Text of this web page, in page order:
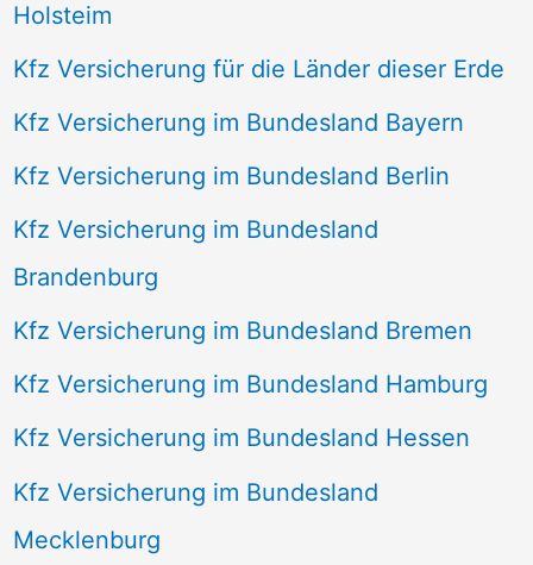
Holsteim
Kfz Versicherung für die Länder dieser Erde
Kfz Versicherung im Bundesland Bayern
Kfz Versicherung im Bundesland Berlin
Kfz Versicherung im Bundesland
Brandenburg
Kfz Versicherung im Bundesland Bremen
Kfz Versicherung im Bundesland Hamburg
Kfz Versicherung im Bundesland Hessen
Kfz Versicherung im Bundesland
Mecklenburg